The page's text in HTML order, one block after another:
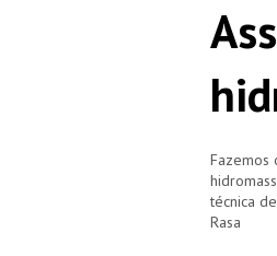
Fazemos
técnica
Rasa